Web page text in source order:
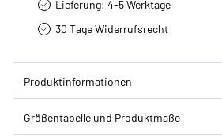
Lieferung: 4-5 Werktage
30 Tage Widerrufsrecht
Produktinformationen
Größentabelle und Produktmaße